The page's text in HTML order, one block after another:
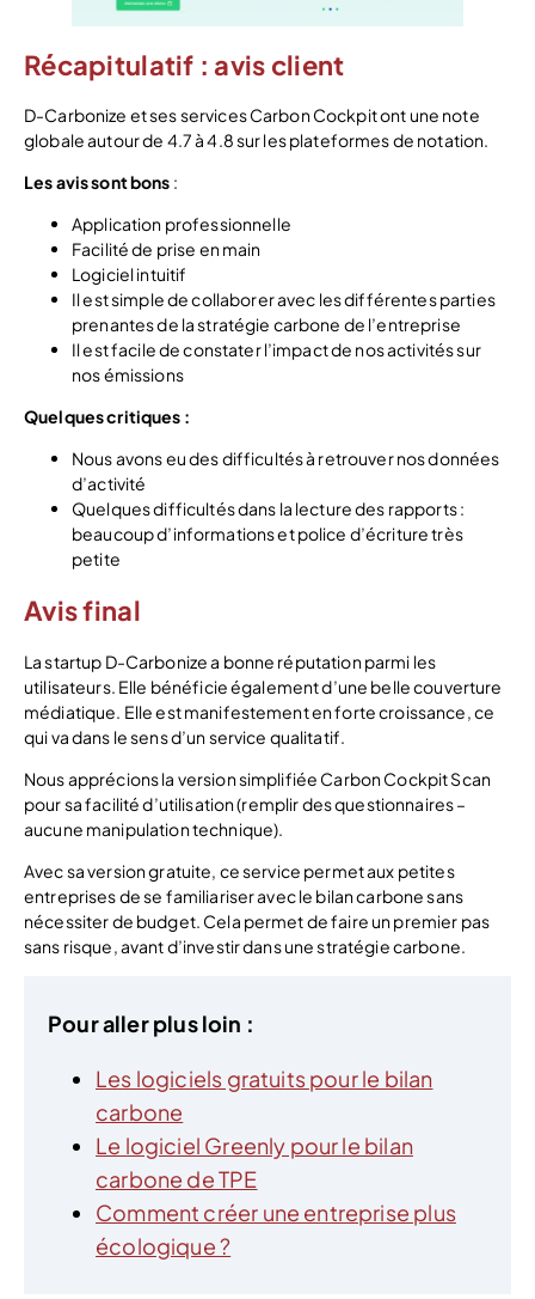
Récapitulatif : avis client
D-Carbonize et ses services Carbon Cockpit ont une note
globale autour de 4.7 à 4.8 sur les plateformes de notation.
Les avis sont bons :
Application professionnelle
Facilité de prise en main
Logiciel intuitif
Ilest simple de collaborer avec les différentes parties
prenantes de la stratégie carbone de l’entreprise
Il est facile de constater l’impact de nos activités sur
nos émissions
Quelques critiques :
Nous avons eu des difficultés à retrouver nos données
d’activité
Quelques difficultés dans la lecture des rapports :
beaucoup d’informations et police d’écriture très
petite
Avis final
La startup D-Carbonize a bonne réputation parmi les
utilisateurs. Elle bénéficie également d’une belle couverture
médiatique. Elle est manifestement en forte croissance, ce
qui va dans le sens d’un service qualitatif.
Nous apprécions la version simplifiée Carbon Cockpit Scan
pour sa facilité d’utilisation (remplir des questionnaires –
aucune manipulation technique).
Avec sa version gratuite, ce service permet aux petites
entreprises de se familiariser avec le bilan carbone sans
nécessiter de budget. Cela permet de faire un premier pas
sans risque, avant d’investir dans une stratégie carbone.
Pour aller plus loin :
Les logiciels gratuits pour le bilan
carbone
Le logiciel Greenly pour le bilan
carbone de TPE
Comment créer une entreprise plus
écologique ?